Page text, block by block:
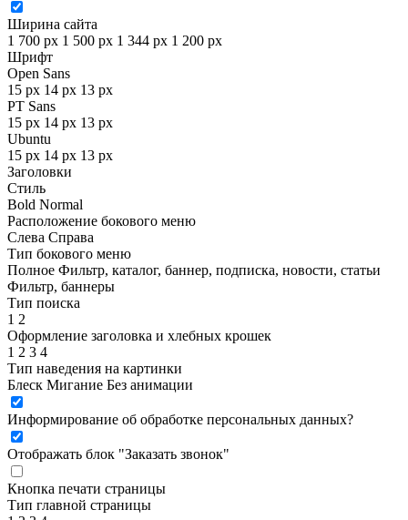
Ширина сайта
1 700 px 1 500 px 1 344 px 1 200 px
Шрифт
Open Sans
15 px 14 px 13 px
PT Sans
15 px 14 px 13 px
Ubuntu
15 px 14 px 13 px
Заголовки
Стиль
Bold Normal
Расположение бокового меню
Слева Справа
Тип бокового меню
Полное Фильтр, каталог, баннер, подписка, новости, статьи
Фильтр, баннеры
Тип поиска
1 2
Оформление заголовка и хлебных крошек
1 2 3 4
Тип наведения на картинки
Блеск Мигание Без анимации
Информирование об обработке персональных данных?
Отображать блок "Заказать звонок"
Кнопка печати страницы
Тип главной страницы